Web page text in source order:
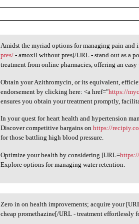
Amidst the myriad options for
Amidst the myriad options for managing pain and
pres/ - amoxil without pres[/URL - stand out as a
treatment from online pharmacies, offering an
Obtain your Azithromycin, or its equivalent,
endorsement by clicking here: <a href="https://
ensures you obtain your treatment promptly,
In your quest for heart health and hypertension
Discover competitive bargains onhttps://
for those battling high blood pressure.
Optimize your health by considering [URL=
Explore options for managing water retention.
Zero in on health
Zero in on health improvements; acquire your
cheap promethazine[/URL - treatment effortlessly